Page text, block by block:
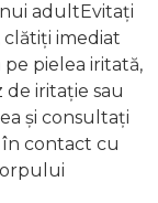
adultEvitați
imediat
pielea iritată,
de iritație sau
și consultați
contact cu